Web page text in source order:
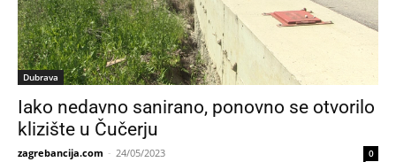
Dubrava
Iako nedavno sanirano, ponovno se otvorilo
klizište u Čučerju
zagrebancija.com - 24/05/2023 0